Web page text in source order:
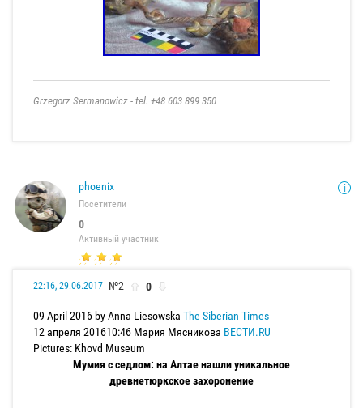
Grzegorz Sermanowicz - tel. +48 603 899 350
phoenix
Посетители
0
Активный участник
22:16, 29.06.2017 №2 0
09 April 2016 by Anna Liesowska The Siberian Times
12 апреля 201610:46 Мария Мясникова ВЕСТИ.RU
Pictures: Khovd Museum
Мумия с седлом: на Алтае нашли уникальное
древнетюркское захоронение